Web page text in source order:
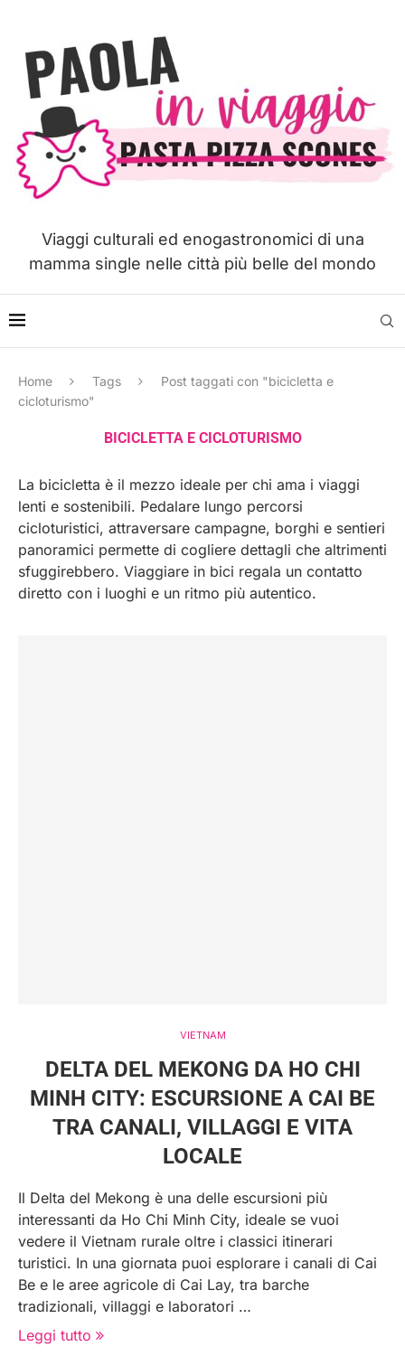
Viaggi culturali ed enogastronomici di una
mamma single nelle città più belle del mondo
Home Tags
Post taggati con "bicicletta e
cicloturismo"
BICICLETTA E CICLOTURISMO
La bicicletta è il mezzo ideale per chi ama i viaggi
lenti e sostenibili. Pedalare lungo percorsi
cicloturistici, attraversare campagne, borghi e sentieri
panoramici permette di cogliere dettagli che altrimenti
sfuggirebbero. Viaggiare in bici regala un contatto
diretto con i luoghi e un ritmo più autentico.
VIETNAM
DELTA DEL MEKONG DA HO CHI
MINH CITY: ESCURSIONE A CAI BE
TRA CANALI, VILLAGGI E VITA
LOCALE
Il Delta del Mekong è una delle escursioni più
interessanti da Ho Chi Minh City, ideale se vuoi
vedere il Vietnam rurale oltre i classici itinerari
turistici. In una giornata puoi esplorare i canali di Cai
Be e le aree agricole di Cai Lay, tra barche
tradizionali, villaggi e laboratori …
Leggi tutto